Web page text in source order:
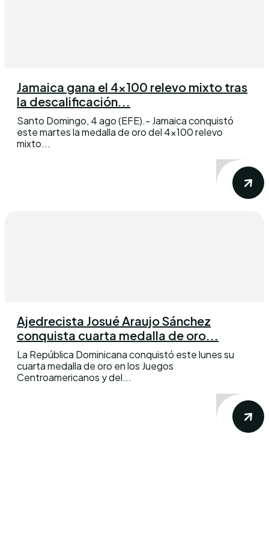
Jamaica gana el 4×100 relevo mixto tras
la descalificación...
Santo Domingo, 4 ago (EFE).- Jamaica conquistó
este martes la medalla de oro del 4×100 relevo
mixto...
Ajedrecista Josué Araujo Sánchez
conquista cuarta medalla de oro...
La República Dominicana conquistó este lunes su
cuarta medalla de oro en los Juegos
Centroamericanos y del...